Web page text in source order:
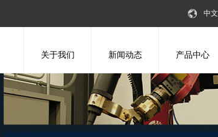
中文
关于我们 新闻动态 产品中心